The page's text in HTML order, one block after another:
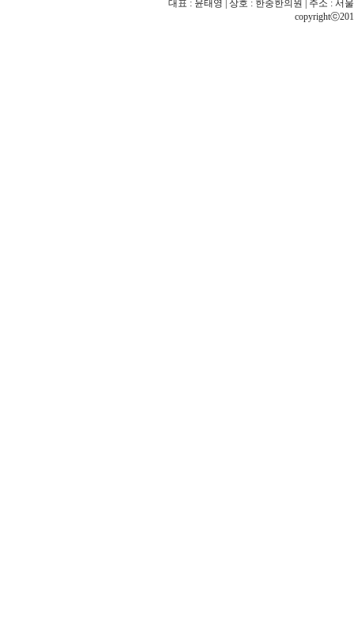
대표 : 윤태영 | 상호 : 한중한의원 | 주소 : 서